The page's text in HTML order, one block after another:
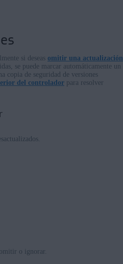
si deseas omitir una actualización
se puede marcar automáticamente un
copia de seguridad de versiones
del controlador para resolver
o ignorar.